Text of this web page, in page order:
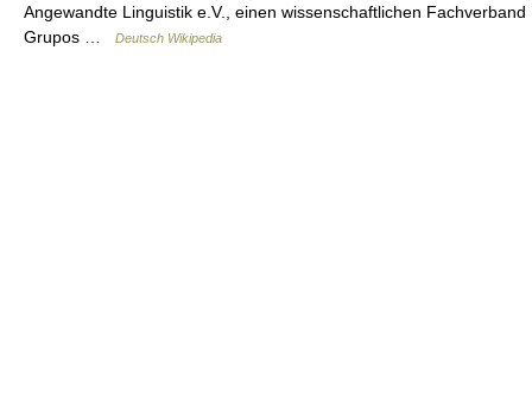
Angewandte Linguistik e.V., einen wissenschaftlichen Fachverband
Grupos …
Deutsch Wikipedia